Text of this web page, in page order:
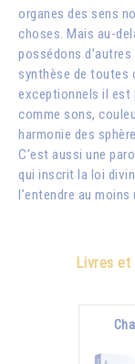
organes des sens
choses. Mais au-
possédons
synthèse de toutes
exceptionnels il est
comme sons,
harmonie des
C’est aussi une
qui inscrit la loi
l’entendre au
Livres